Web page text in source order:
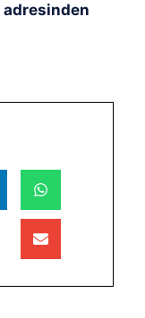
adresinden